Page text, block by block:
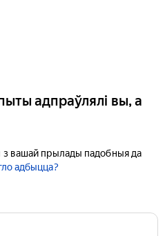
адпраўлялі вы, а
з вашай прылады падобныя да
адбыцца?